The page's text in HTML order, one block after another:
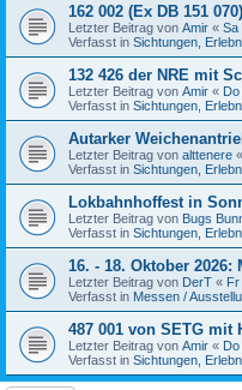
162 002 (Ex DB 151
Letzter Beitrag von Amir « Sa
Verfasst in Sichtungen,
132 426 der NRE mit
Letzter Beitrag von Amir «
Verfasst in Sichtungen,
Autarker
Letzter Beitrag von alttenere «
Verfasst in Sichtungen,
Lokbahnhoffest in
Letzter Beitrag von Bugs
Verfasst in Sichtungen,
16. - 18. Oktober
Letzter Beitrag von DerT « Fr
Verfasst in Messen /
487 001 von SETG
Letzter Beitrag von Amir «
Verfasst in Sichtungen,